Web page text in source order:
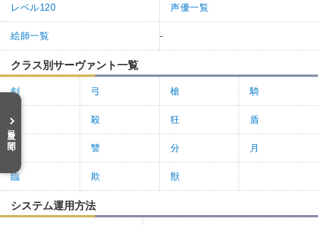
目次を開く
レベル120 声優一覧
絵師一覧 -
クラス別サーヴァント一覧
剣 弓 槍 騎
術 殺 狂 盾
裁 讐 分 月
臨 欺 獣
システム運用方法